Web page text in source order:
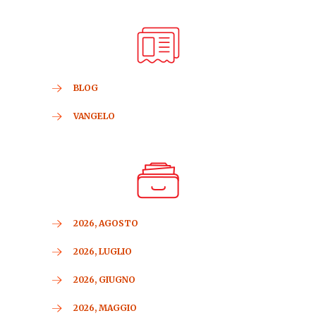
BLOG
VANGELO
2026, AGOSTO
2026, LUGLIO
2026, GIUGNO
2026, MAGGIO